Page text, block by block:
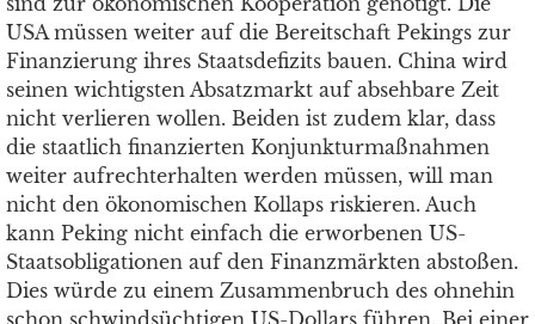
USA müssen weiter auf die Bereitschaft Pekings zur
Finanzierung ihres Staatsdefizits bauen. China wird
seinen wichtigsten Absatzmarkt auf absehbare Zeit
nicht verlieren wollen. Beiden ist zudem klar, dass
die staatlich finanzierten Konjunkturmaßnahmen
weiter aufrechterhalten werden müssen, will man
nicht den ökonomischen Kollaps riskieren. Auch
kann Peking nicht einfach die erworbenen US-
Staatsobligationen auf den Finanzmärkten abstoßen.
Dies würde zu einem Zusammenbruch des ohnehin
schon schwindsüchtigen US-Dollars führen. Bei einer